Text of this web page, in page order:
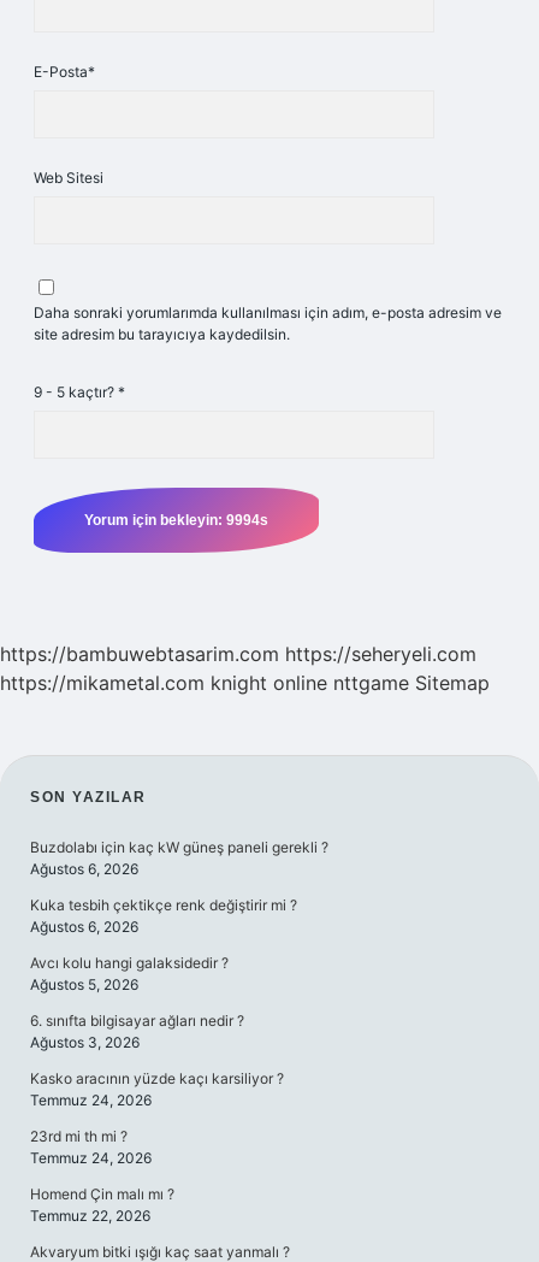
E-Posta*
Web Sitesi
Daha sonraki yorumlarımda kullanılması için adım, e-posta adresim ve
site adresim bu tarayıcıya kaydedilsin.
9 - 5 kaçtır? *
https://bambuwebtasarim.com https://seheryeli.com
https://mikametal.com knight online nttgame Sitemap
SIDEBAR
SON YAZILAR
Buzdolabı için kaç kW güneş paneli gerekli ?
Ağustos 6, 2026
Kuka tesbih çektikçe renk değiştirir mi ?
Ağustos 6, 2026
Avcı kolu hangi galaksidedir ?
Ağustos 5, 2026
6. sınıfta bilgisayar ağları nedir ?
Ağustos 3, 2026
Kasko aracının yüzde kaçı karsiliyor ?
Temmuz 24, 2026
23rd mi th mi ?
Temmuz 24, 2026
Homend Çin malı mı ?
Temmuz 22, 2026
Akvaryum bitki ışığı kaç saat yanmalı ?